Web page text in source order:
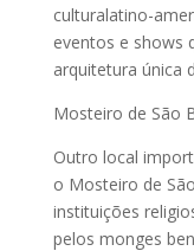
culturalatino-
eventos e shows
arquitetura única
Mosteiro de São
Outro local
o Mosteiro de
instituições
pelos monges